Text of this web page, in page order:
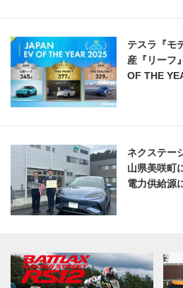
テスラ『モ
産『リーフ
OF THE
ネクステー
山県美咲町
電力供給源